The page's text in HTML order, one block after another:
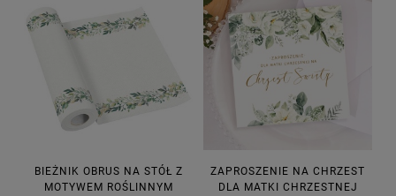
BIEŻNIK OBRUS NA STÓŁ Z
MOTYWEM ROŚLINNYM
ZAPROSZENIE NA CHRZEST
DLA MATKI CHRZESTNEJ